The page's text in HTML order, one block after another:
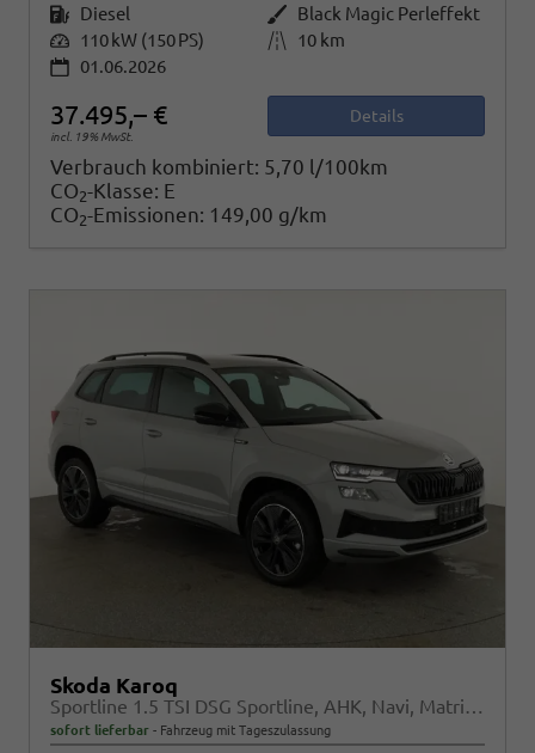
Kraftstoff Diesel Außenfarbe Black Magic Perleffekt
Leistung 110 kW (150 PS) Kilometerstand
10 km
01.06.2026
37.495,– €
incl. 19% MwSt.
Details
Verbrauch kombiniert: 5,70 l/100km
CO2-Klasse: E
CO2-Emissionen: 149,00 g/km
Skoda Karoq
Sportline 1.5 TSI DSG Sportline, AHK, Navi, Matrix, Kamera, el. Klappe, 5-J. Garantie
sofort lieferbar Fahrzeug mit Tageszulassung